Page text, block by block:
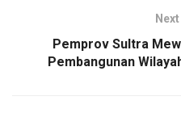
Pemprov Sultra
Pembangunan